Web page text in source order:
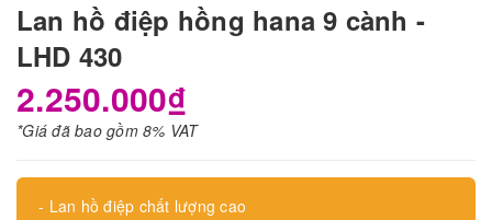
Lan hồ điệp hồng hana 9 cành -
LHD 430
2.250.000₫
*Giá đã bao gồm 8% VAT
- Lan hồ điệp chất lượng cao